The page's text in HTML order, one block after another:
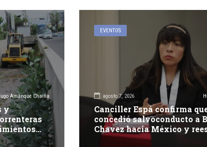
Amanque Chaiña
y
de
EVENTOS
agosto 7, 2026
Canciller Espá confirma
concedió salvoconducto a
Chavez hacia México y
relaciones con dicho país